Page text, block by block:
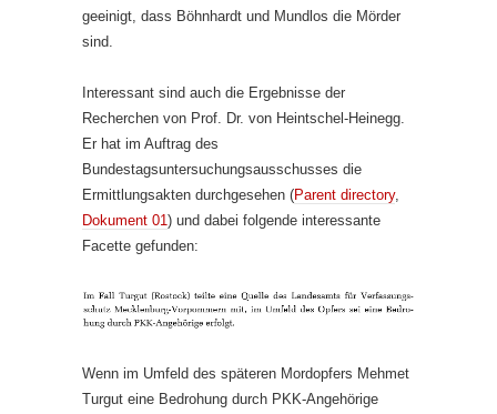
geeinigt, dass Böhnhardt und Mundlos die Mörder
sind.
Interessant sind auch die Ergebnisse der
Recherchen von Prof. Dr. von Heintschel-Heinegg.
Er hat im Auftrag des
Bundestagsuntersuchungsausschusses die
Ermittlungsakten durchgesehen (Parent directory,
Dokument 01) und dabei folgende interessante
Facette gefunden:
Wenn im Umfeld des späteren Mordopfers Mehmet
Turgut eine Bedrohung durch PKK-Angehörige